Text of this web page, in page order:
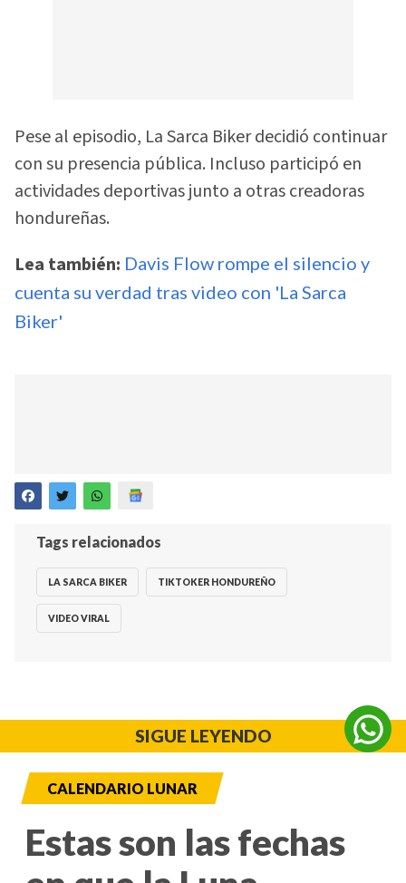
Pese al episodio, La Sarca Biker decidió continuar
con su presencia pública. Incluso participó en
actividades deportivas junto a otras creadoras
hondureñas.
Lea también: Davis Flow rompe el silencio y
cuenta su verdad tras video con 'La Sarca
Biker'
Tags relacionados
LA SARCA BIKER TIKTOKER HONDUREÑO
VIDEO VIRAL
SIGUE LEYENDO
CALENDARIO LUNAR
Estas son las fechas